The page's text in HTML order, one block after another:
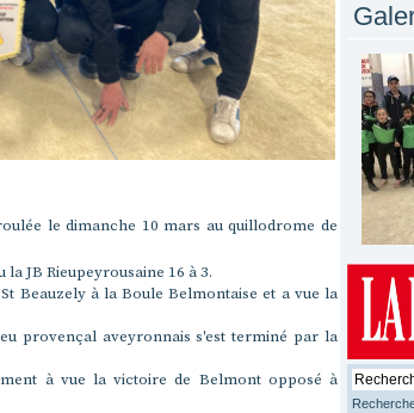
le dimanche 10 mars au quillodrome de
JB Rieupeyrousaine 16 à 3.
Beauzely à la Boule Belmontaise et a vue la
provençal aveyronnais s'est terminé par la
à vue la victoire de Belmont opposé à